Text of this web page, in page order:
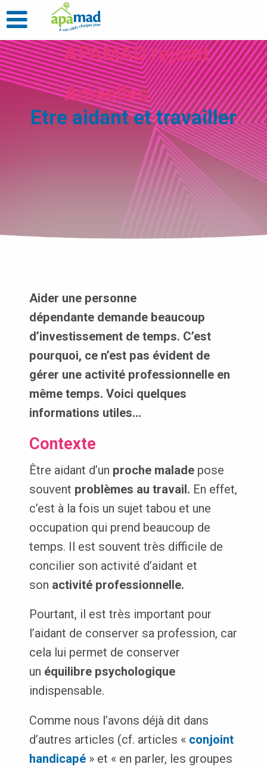
APAMAD rejoint
Amaelles
Etre aidant et travailler
Aider une personne
dépendante demande beaucoup
d’investissement de temps. C’est
pourquoi, ce n’est pas évident de
gérer une activité professionnelle en
même temps. Voici quelques
informations utiles…
Contexte
Être aidant d’un proche malade pose
souvent problèmes au travail. En effet,
c’est à la fois un sujet tabou et une
occupation qui prend beaucoup de
temps. Il est souvent très difficile de
concilier son activité d’aidant et
son activité professionnelle.
Pourtant, il est très important pour
l’aidant de conserver sa profession, car
cela lui permet de conserver
un équilibre psychologique
indispensable.
Comme nous l’avons déjà dit dans
d’autres articles (cf. articles « conjoint
handicapé» et « en parler, les groupes